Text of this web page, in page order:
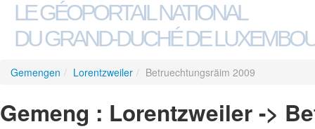
LE GÉOPORTAIL NATIONAL
DU GRAND-DUCHÉ DE
Gemengen / Lorentzweiler / Betruechtungsräim 2009
Gemeng : Lorentzweiler ->